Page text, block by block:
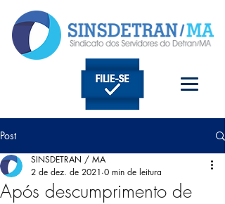
Post
Após descumprimento de
SINSDETRAN / MA
2 de dez. de 2021 0 min de leitura